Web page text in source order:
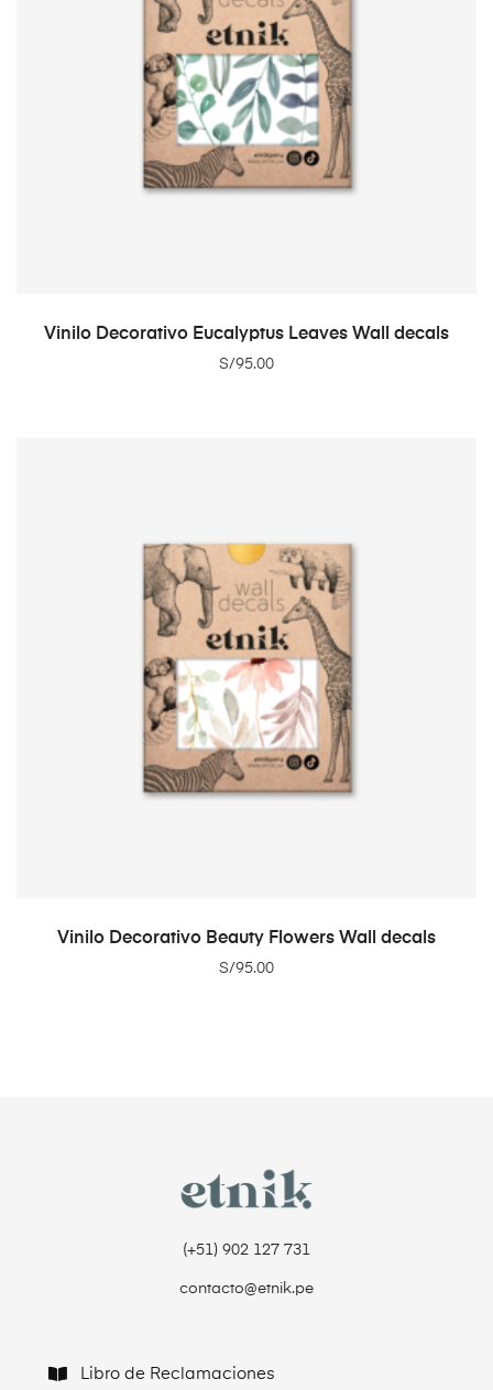
ADD TO CART
Vinilo Decorativo Eucalyptus Leaves Wall decals
S/95.00
ADD TO CART
Vinilo Decorativo Beauty Flowers Wall decals
S/95.00
(+51) 902 127 731‬
contacto@etnik.pe
Libro de Reclamaciones